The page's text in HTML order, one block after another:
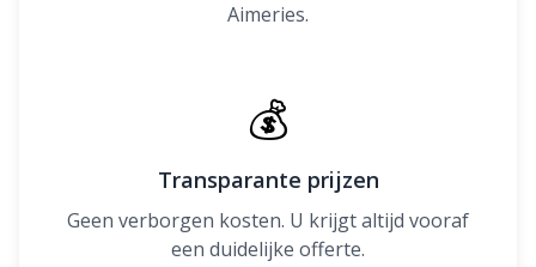
Aimeries.
💰
Transparante prijzen
Geen verborgen kosten. U krijgt altijd vooraf
een duidelijke offerte.